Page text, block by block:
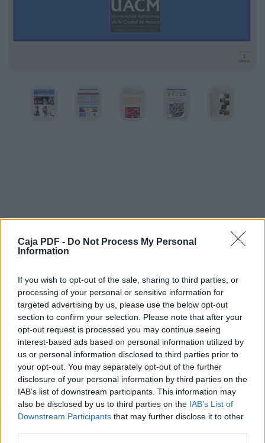
Caja PDF - Do Not Process My Personal
Information
If you wish to opt-out of the sale, sharing to third parties, or
processing of your personal or sensitive information for
targeted advertising by us, please use the below opt-out
section to confirm your selection. Please note that after your
opt-out request is processed you may continue seeing
interest-based ads based on personal information utilized by
us or personal information disclosed to third parties prior to
your opt-out. You may separately opt-out of the further
disclosure of your personal information by third parties on the
IAB’s list of downstream participants. This information may
also be disclosed by us to third parties on the IAB’s List of
Downstream Participants that may further disclose it to other
La connaissance du français ouvre les
portes de beaucoup d’entreprises.
7
présentes sur Internet.
3
Une langue pour voyager
monde.
9
Un outil pour apprendre d’autres langues
Apprendre français aide à apprendre d’autres
langues latines comme l’italien ou le portugais.
5
Une langue pour étudier en France
Parler français permet d’étudier dans les
universités françaises.
Descargar el documento (PDF)
FranÃ§ais 1-UnitÃ©s 0 et 1.pdf (PDF, 3.4 MB)